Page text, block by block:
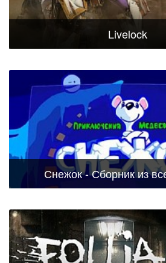
Livelock
Снежок - Сборник из